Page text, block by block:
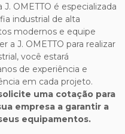
OMETTO é especializada
industrial de alta
modernos e equipe
a J. OMETTO para realizar
você estará
de experiência e
em cada projeto.
uma cotação para
empresa a garantir a
equipamentos.